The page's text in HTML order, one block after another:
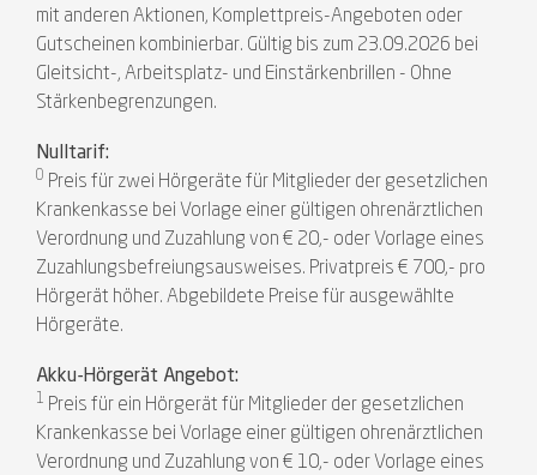
mit anderen Aktionen, Komplettpreis-Angeboten oder
Gutscheinen kombinierbar. Gültig bis zum 23.09.2026 bei
Gleitsicht-, Arbeitsplatz- und Einstärkenbrillen - Ohne
Stärkenbegrenzungen.
Nulltarif:
0 Preis für zwei Hörgeräte für Mitglieder der gesetzlichen
Krankenkasse bei Vorlage einer gültigen ohrenärztlichen
Verordnung und Zuzahlung von € 20,- oder Vorlage eines
Zuzahlungsbefreiungsausweises. Privatpreis € 700,- pro
Hörgerät höher. Abgebildete Preise für ausgewählte
Hörgeräte.
Akku-Hörgerät Angebot:
1 Preis für ein Hörgerät für Mitglieder der gesetzlichen
Krankenkasse bei Vorlage einer gültigen ohrenärztlichen
Verordnung und Zuzahlung von € 10,- oder Vorlage eines